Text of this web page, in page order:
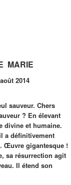
MARIE
2014
sauveur. Chers
? En élevant
divine et humaine.
a définitivement
Œuvre gigantesque !
sa résurrection agit
Il étend son